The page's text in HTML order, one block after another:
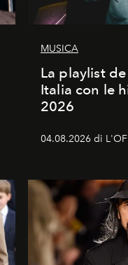
MUSICA
La playlist de
Italia con le
2026
04.08.2026 di